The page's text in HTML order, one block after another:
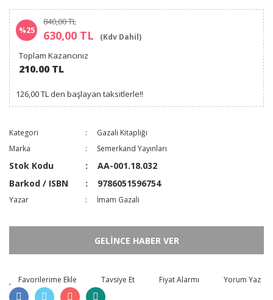
%25
840,00 TL
630,00 TL (Kdv Dahil)
Toplam Kazancınız
210.00 TL
126,00 TL den başlayan taksitlerle!!
Kategori
Gazali Kitaplığı
Marka
Semerkand Yayınları
Stok Kodu
AA-001.18.032
Barkod / ISBN
9786051596754
Yazar İmam Gazali
GELİNCE HABER VER
Tavsiye Et Fiyat Alarmı Yorum Yaz